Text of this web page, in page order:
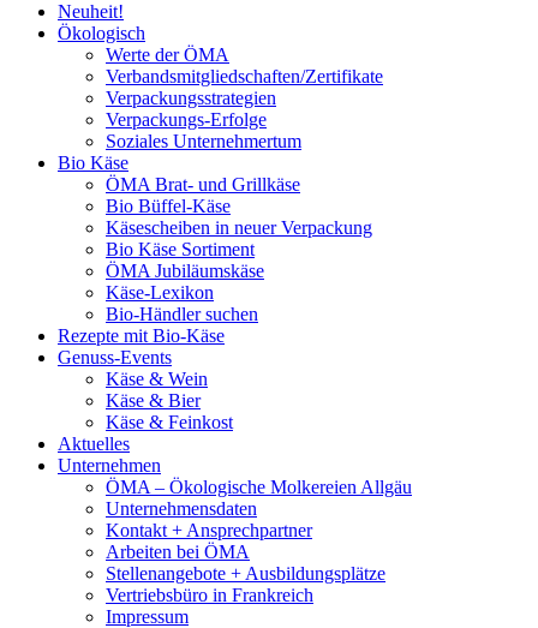
Neuheit!
Ökologisch
Werte der ÖMA
Verbandsmitgliedschaften/Zertifikate
Verpackungsstrategien
Verpackungs-Erfolge
Soziales Unternehmertum
Bio Käse
ÖMA Brat- und Grillkäse
Bio Büffel-Käse
Käsescheiben in neuer Verpackung
Bio Käse Sortiment
ÖMA Jubiläumskäse
Käse-Lexikon
Bio-Händler suchen
Rezepte mit Bio-Käse
Genuss-Events
Käse & Wein
Käse & Bier
Käse & Feinkost
Aktuelles
Unternehmen
ÖMA – Ökologische Molkereien Allgäu
Unternehmensdaten
Kontakt + Ansprechpartner
Arbeiten bei ÖMA
Stellenangebote + Ausbildungsplätze
Vertriebsbüro in Frankreich
Impressum